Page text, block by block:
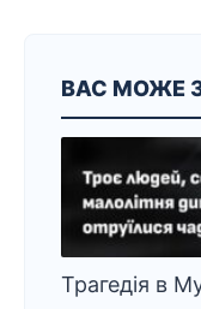
ВАС МОЖЕ
Трагедія в